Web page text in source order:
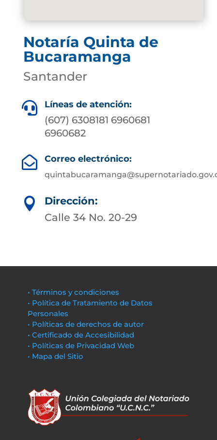
Notaría Quinta de
Bucaramanga
Santander
 Líneas de atención:
(607) 6308181 6960681
6960682
 Correo electrónico:

Dirección:
Calle 34 No. 20-29
• Términos y condiciones
• Política de Tratamiento de Datos
Personales
• Políticas de derechos de autor
• Certificado de Accesibilidad
• Políticas de Privacidad Web
• Mapa del Sitio